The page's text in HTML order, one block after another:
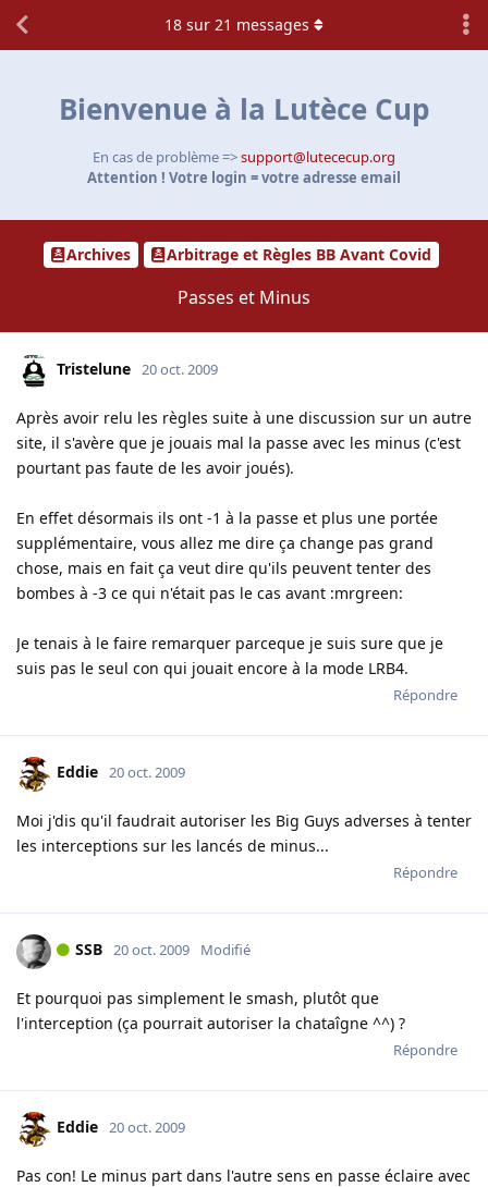
Bienvenue à la Lutèce Cup
En cas de problème =>support@lutececup.org
Attention ! Votre login = votre adresse email
Archives Arbitrage et Règles BB Avant Covid
Passes et Minus
18 sur 21 messages
Tristelune 20 oct. 2009
Après avoir relu les règles suite à une discussion sur un autre
site, il s'avère que je jouais mal la passe avec les minus (c'est
pourtant pas faute de les avoir joués).
En effet désormais ils ont -1 à la passe et plus une portée
supplémentaire, vous allez me dire ça change pas grand
chose, mais en fait ça veut dire qu'ils peuvent tenter des
bombes à -3 ce qui n'était pas le cas avant :mrgreen:
Je tenais à le faire remarquer parceque je suis sure que je
suis pas le seul con qui jouait encore à la mode LRB4.
Répondre
Eddie 20 oct. 2009
Moi j'dis qu'il faudrait autoriser les Big Guys adverses à tenter
les interceptions sur les lancés de minus...
Répondre
SSB 20 oct. 2009 Modifié
Et pourquoi pas simplement le smash, plutôt que
l'interception (ça pourrait autoriser la chataîgne ^^) ?
Répondre
Eddie 20 oct. 2009
Pas con! Le minus part dans l'autre sens en passe éclaire avec